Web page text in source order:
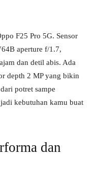
F25 Pro 5G. Sensor
aperture f/1.7,
dan detil abis. Ada
depth 2 MP yang bikin
potret sampe
kebutuhan kamu buat
dan